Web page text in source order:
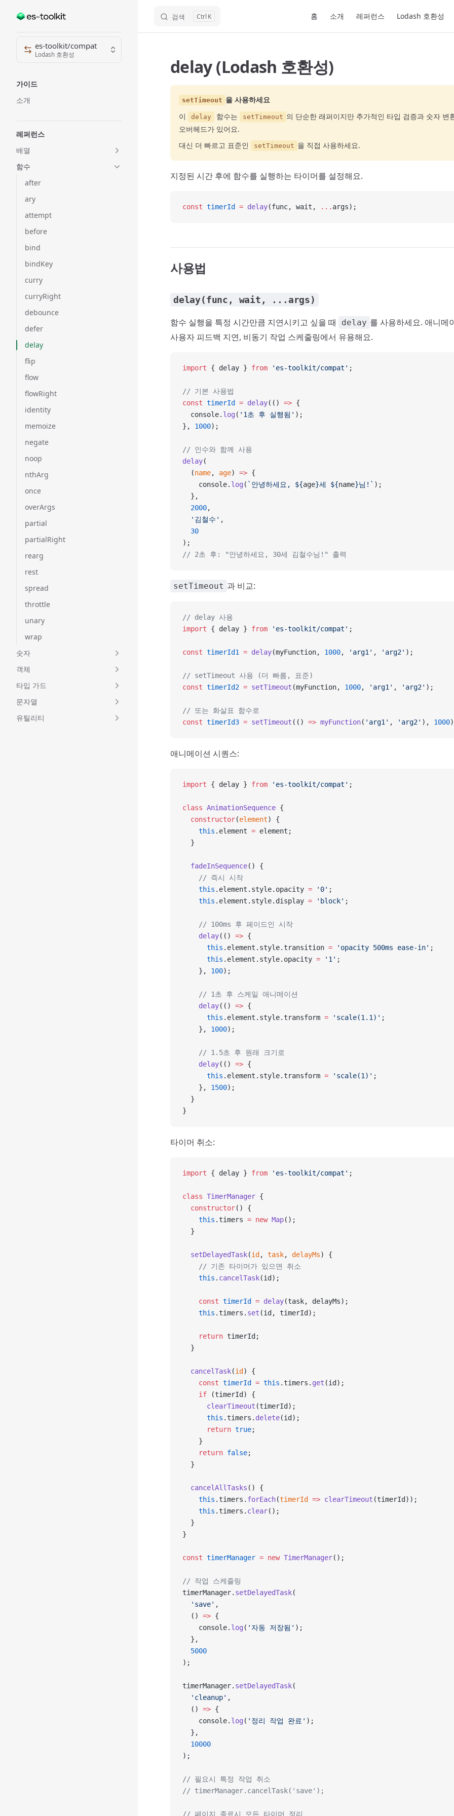
Skip to content 검색 K 홈 소개 레퍼런스 Lodash 호환성
Sidebar Navigation
es-toolkit/compat
Lodash 호환성
가이드
소개
레퍼런스
배열
함수
after
ary
attempt
before
bind
bindKey
curry
curryRight
debounce
defer
delay
flip
flow
flowRight
identity
memoize
negate
noop
nthArg
once
overArgs
partial
partialRight
rearg
rest
spread
throttle
unary
wrap
숫자
객체
타입 가드
문자열
유틸리티
delay (Lodash 호환성)
setTimeout 을 사용하세요
이
delay 함수는 setTimeout 의 단순한 래퍼이지만 추가적인 타입 검증과 숫자 변
오버헤드가 있어요.
대신 더 빠르고 표준인
setTimeout 을 직접 사용하세요.
지정된 시간 후에 함수를 실행하는 타이머를 설정해요.
const timerId = delay(func, wait, ... args);
사용법
delay(func, wait, ...args)
함수 실행을 특정 시간만큼 지연시키고 싶을 때 delay 를 사용하세요. 애니메
사용자 피드백 지연, 비동기 작업 스케줄링에서 유용해요.
import { delay } from 'es-toolkit/compat' ;
// 기본 사용법
const timerId = delay(() => {
  console.
log ( '1초 후 실행됨' );
}, 1000);
// 인수와 함께 사용
delay(
  (
name, age) => {
    console.
log ( `안녕하세요, ${age}세 ${name}님!` );
  },
  2000
,
  '김철수'
,
  30
);
// 2초 후: "안녕하세요, 30세 김철수님!" 출력
setTimeout 과 비교:
// delay 사용
import { delay } from 'es-toolkit/compat' ;
const timerId1 = delay(myFunction, 1000, 'arg1' , 'arg2' );
// setTimeout 사용 (더 빠름, 표준)
const timerId2 = setTimeout (myFunction, 1000, 'arg1' , 'arg2' );
// 또는 화살표 함수로
const timerId3 = setTimeout (() => myFunction( 'arg1' , 'arg2' ), 1000
애니메이션 시퀀스:
import { delay } from 'es-toolkit/compat' ;
class AnimationSequence {
  constructor
(element) {
    this
.element = element;
  }
  fadeInSequence
() {
    // 즉시 시작
    this
.element.style.opacity = '0' ;
    this
.element.style.display = 'block' ;
    // 100ms 후 페이드인 시작
    delay
(() => {
      this
.element.style.transition = 'opacity 500ms ease-in' ;
      this
.element.style.opacity = '1' ;
    },
100);
    // 1초 후 스케일 애니메이션
    delay
(() => {
      this
.element.style.transform = 'scale(1.1)' ;
    },
1000);
    // 1.5초 후 원래 크기로
    delay
(() => {
      this
.element.style.transform = 'scale(1)' ;
    },
1500);
  }
}
타이머 취소:
import { delay } from 'es-toolkit/compat' ;
class TimerManager {
  constructor
() {
    this
.timers = new Map();
  }
  setDelayedTask
(id , task, delayMs) {
    // 기존 타이머가 있으면 취소
    this
. cancelTask(id);
    const
timerId = delay(task, delayMs);
    this
.timers. set (id, timerId);
    return
timerId;
  }
  cancelTask
(id ) {
    const
timerId = this .timers. get (id);
    if
(timerId) {
      clearTimeout
(timerId);
      this
.timers. delete(id);
      return
true;
    }
    return
false;
  }
  cancelAllTasks
() {
    this
.timers. forEach(timerId => clearTimeout (timerId));
    this
.timers. clear();
  }
}
const timerManager = new TimerManager();
// 작업 스케줄링
timerManager. setDelayedTask(
  'save'
,
  ()
=> {
    console.
log ( '자동 저장됨' );
  },
  5000
);
timerManager. setDelayedTask(
  'cleanup'
,
  ()
=> {
    console.
log ( '정리 작업 완료' );
  },
  10000
);
// 필요시 특정 작업 취소
// timerManager.cancelTask('save');
// 페이지 종료시 모든 타이머 정리